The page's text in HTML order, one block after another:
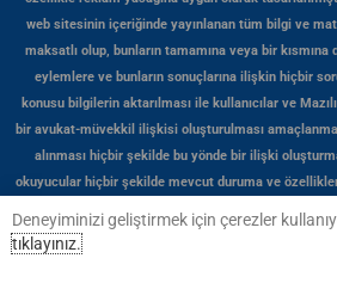
o
k
r
e
web sitesinin içeriğinde yayınlanan tüm bilgi ve
maksatlı olup, bunların tamamına veya bir kısmına
eylemlere ve bunların sonuçlarına ilişkin hiçbir
konusu bilgilerin aktarılması ile kullanıcılar ve
bir avukat-müvekkil ilişkisi oluşturulması
alınması hiçbir şekilde bu yönde bir ilişki
okuyucular hiçbir şekilde mevcut duruma ve
veya başka herhangi bir profesyonel görüş almadan,
sitesinde yer alan herhangi bir hususa dayanarak
Deneyiminizi geliştirmek için çerezler
tıklayınız.